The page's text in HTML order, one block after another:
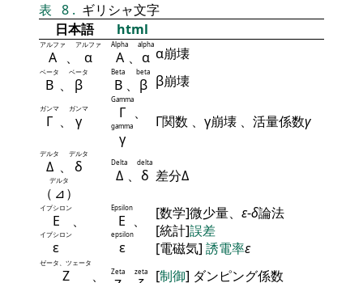
表 8 . ギリシャ文字
日本語
html
Α
アルファ
、 α
アルファ
Α
Alpha
、 α
alpha
α崩壊
Β
ベータ
、 β
ベータ
Β
Beta
、 β
beta
β崩壊
Γ
ガンマ
、 γ
ガンマ Γ
Gamma
、
γ
gamma Γ関数 、γ崩壊 、活量係数γ
Δ
デルタ
、 δ
デルタ
（ ⊿
デルタ
）
Δ
Delta
、 δ
delta
差分Δ
Ε
イプシロン
、
ε
イプシロン
Ε
Epsilon
、
ε
epsilon
[数学]微少量、 ε-δ論法
[統計]誤差
[電磁気] 誘電率ε
Ζ
ゼータ、ツェータ
、
Zeta zeta [制御] ダンピング係数